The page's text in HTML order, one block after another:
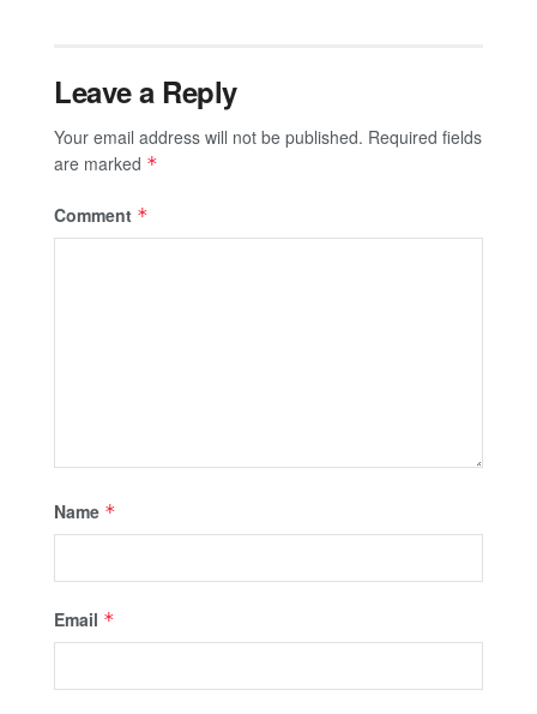
Leave a Reply
Your email address will not be published. Required fields
are marked *
Comment *
Name *
Email *